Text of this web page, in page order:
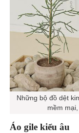
Những bộ đồ dệt
mềm
Áo gile kiểu âu